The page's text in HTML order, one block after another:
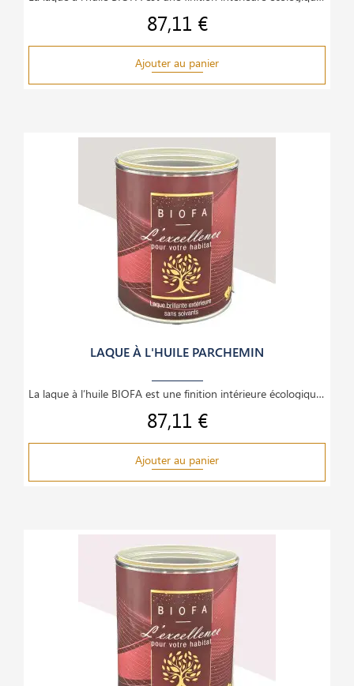
Prix
87,11 €
Ajouter au panier
LAQUE À L'HUILE PARCHEMIN
La laque à l’huile BIOFA est une finition intérieure écologique et haut de gamme, idéale pour le
Prix
87,11 €
Ajouter au panier